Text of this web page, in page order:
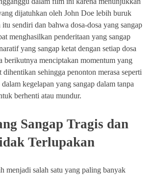
dijatuhkan oleh John Doe lebih buruk
sendiri dan bahwa dosa-dosa yang sangap
menghasilkan penderitaan yang sangap
yang sangap ketat dengan setiap dosa
berikutnya menciptakan momentum yang
dihentikan sehingga penonton merasa seperti
kegelapan yang sangap dalam tanpa
berhenti atau mundur.
Sangap Tragis dan
Terlupakan
menjadi salah satu yang paling banyak